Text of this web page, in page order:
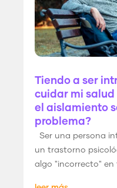
Tiendo a ser
cuidar mi
el aislamiento
problema?
Ser una persona
un trastorno
algo "incorrecto" en